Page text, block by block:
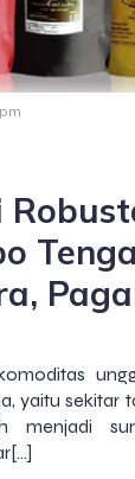
yaitu sekitar
menjadi